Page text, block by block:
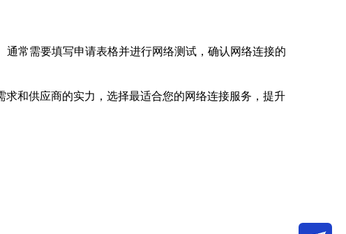
常需要填写申请表格并进行网络测试，确认网络连接的
和供应商的实力，选择最适合您的网络连接服务，提升